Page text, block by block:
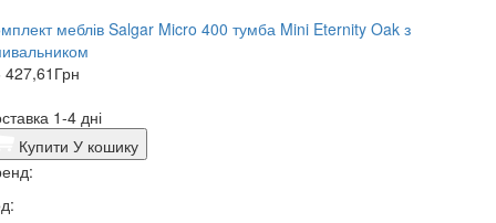
меблів Salgar Micro 400 тумба Mini Eternity Oak з
427,61 Грн
1-4 дні
Купити У кошику